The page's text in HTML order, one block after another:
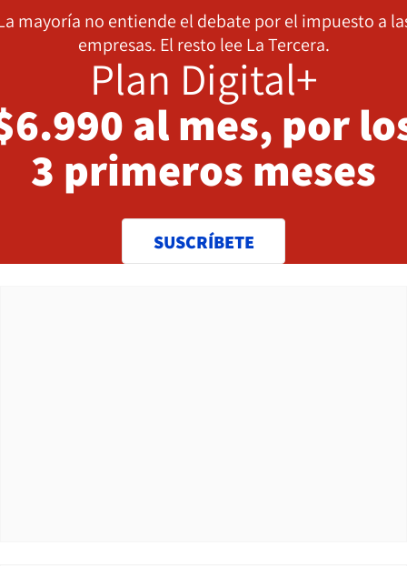
mayoría no entiende el debate por el impuesto a
empresas. El resto lee La Tercera.
Plan Digital+
al mes, por
3 primeros meses
SUSCRÍBETE